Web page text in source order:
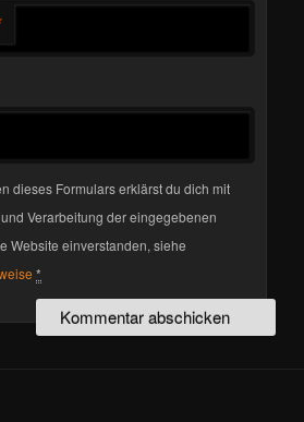
dieses Formulars erklärst du dich mit
Verarbeitung der eingegebenen
Website einverstanden, siehe
*